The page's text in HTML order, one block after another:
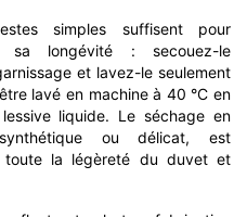
simples suffisent pour
sa longévité : secouez-le
et lavez-le seulement
lavé en machine à 40 °C en
liquide. Le séchage en
ou délicat, est
toute la légèreté du duvet et